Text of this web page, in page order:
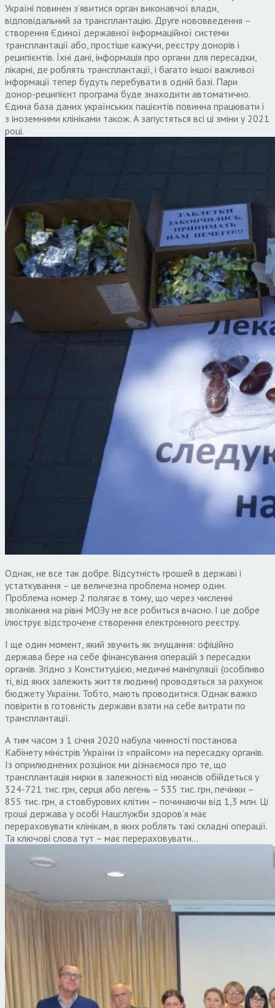
Україні повинен з’явитися орган виконавчої влади,
відповідальний за трансплантацію. Друге нововведення –
створення Єдиної державної інформаційної системи
трансплантації або, простіше кажучи, реєстру донорів і
реципієнтів. Їхні дані, інформація про органи для пересадки,
лікарні, де роблять трансплантації, і багато іншої важливої
інформації тепер будуть перебувати в одній базі. Пари
донор-реципієнт програма буде знаходити автоматично.
Єдина база даних українських пацієнтів повинна працювати і
з іноземними клініками також. А запустяться всі ці зміни у 2021
році.
Однак, не все так добре. Відсутність грошей в державі і
устаткування – це величезна проблема номер один.
Проблема номер 2 полягає в тому, що через численні
зволікання на рівні МОЗу не все робиться вчасно. І це добре
ілюструє відстрочене створення електронного реєстру.
І ще один момент, який звучить як знущання: офіційно
держава бере на себе фінансування операцій з пересадки
органів. Згідно з Конституцією, медичні маніпуляції (особливо
ті, від яких залежить життя людини) проводяться за рахунок
бюджету України. Тобто, мають проводитися. Однак важко
повірити в готовність держави взяти на себе витрати по
трансплантації.
А тим часом з 1 січня 2020 набула чинності постанова
Кабінету міністрів України із «прайсом» на пересадку органів.
Із оприлюднених розцінок ми дізнаємося про те, що
трансплантація нирки в залежності від нюансів обійдеться у
324-721 тис. грн, серця або легень – 535 тис. грн, печінки –
855 тис. грн, а стовбурових клітин – починаючи від 1,3 млн. Ці
гроші держава у особі Нацслужби здоров’я має
перераховувати клінікам, в яких роблять такі складні операції.
Та ключові слова тут – має перераховувати…